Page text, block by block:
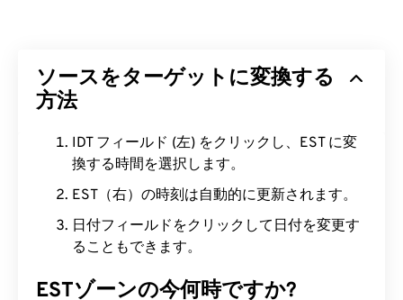
ソースをターゲットに変換する
方法
IDT フィールド (左) をクリックし、EST に変
換する時間を選択します。
EST（右）の時刻は自動的に更新されます。
日付フィールドをクリックして日付を変更す
ることもできます。
ESTゾーンの今何時ですか?